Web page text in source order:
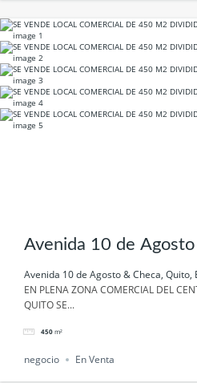
Avenida 10 de
Checa, Quito, Ecuador
Avenida 10 de Agosto & Checa, Quito,
EN PLENA ZONA COMERCIAL DEL
QUITO SE...
450 m²
negocio En Venta